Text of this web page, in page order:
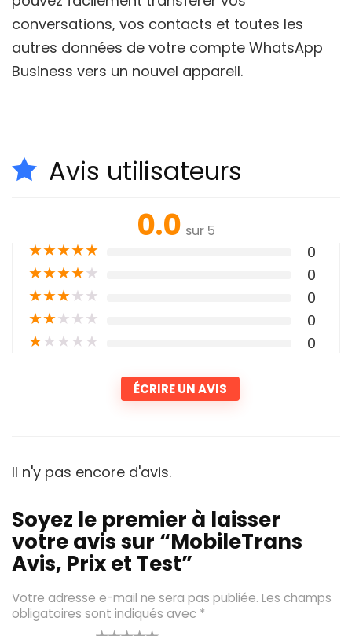
conversations, vos contacts et toutes les
autres données de votre compte WhatsApp
Business vers un nouvel appareil.
Avis utilisateurs
0.0 sur 5
★★★★★ 0
★★★★★ 0
★★★★★ 0
★★★★★ 0
★★★★★ 0
ÉCRIRE UN AVIS
Il n'y pas encore d'avis.
Soyez le premier à laisser
votre avis sur “MobileTrans
Avis, Prix et Test”
Votre adresse e-mail ne sera pas publiée. Les champs
obligatoires sont indiqués avec *